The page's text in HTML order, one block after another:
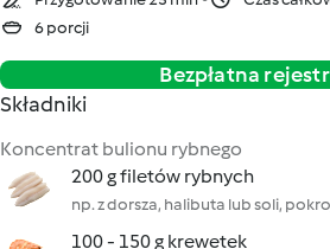
6 porcji
Bezpłatna
Składniki
Koncentrat bulionu rybnego
200 g filetów rybnych
np. z dorsza, halibuta lub soli,
100 - 150 g krewetek